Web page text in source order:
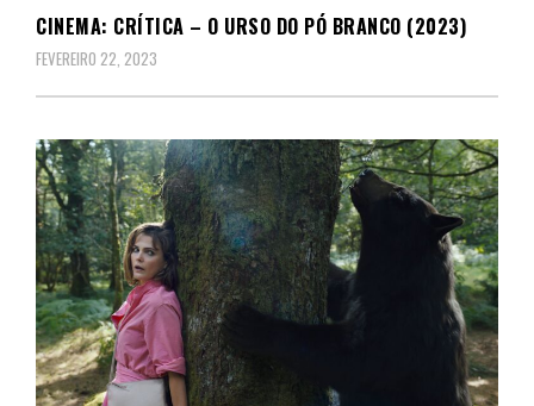
CINEMA: CRÍTICA – O URSO DO PÓ BRANCO (2023)
FEVEREIRO 22, 2023